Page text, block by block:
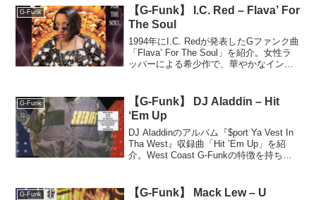
G-Funk
【G-Funk】 I.C. Red – Flava’ For
The Soul
1994年にI.C. Redが発表したGファンク曲
「Flava’ For The Soul」を紹介。女性ラ
ッパーによる希少作で、華やかなイント
G-Funk
【G-Funk】 DJ Aladdin – Hit
‘Em Up
DJ Aladdinのアルバム『$port Ya Vest In
Tha West』収録曲「Hit ’Em Up」を紹
介。West Coast G-Funkの特徴を持ち、
G-Funk
【G-Funk】 Mack Lew – U